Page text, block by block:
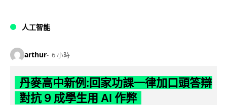
人工智能
arthur 6 小時
丹麥高中新例:回家功課一律加口頭答辯
對抗 9 成學生用 AI 作弊